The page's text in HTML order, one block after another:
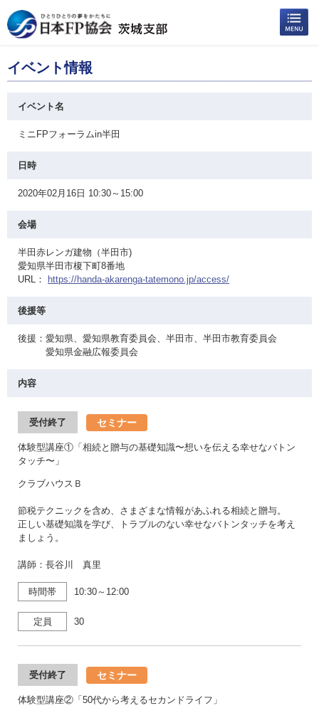
イベント情報
イベント名
ミニFPフォーラムin半田
日時
2020年02月16日 10:30～15:00
会場
半田赤レンガ建物（半田市)
愛知県半田市榎下町8番地
URL：
https://handa-akarenga-tatemono.jp/access/
後援等
後援：愛知県、愛知県教育委員会、半田市、半田市教育委員会
愛知県金融広報委員会
内容
受付終了 セミナー
体験型講座①「相続と贈与の基礎知識〜想いを伝える幸せなバトン
タッチ〜」
クラブハウスＢ
節税テクニックを含め、さまざまな情報があふれる相続と贈与。
正しい基礎知識を学び、トラブルのない幸せなバトンタッチを考え
ましょう。
講師：長谷川 真里
時間帯 10:30～12:00
定員 30
受付終了 セミナー
体験型講座②「50代から考えるセカンドライフ」